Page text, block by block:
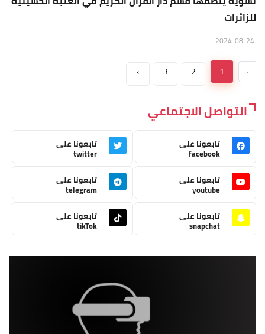
للزائرات
‹
1
2
3
›
التواصل الاجتماعي
تابعونا على
facebook
تابعونا على
twitter
تابعونا على
youtube
تابعونا على
telegram
تابعونا على
snapchat
تابعونا على
tikTok